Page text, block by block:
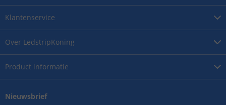
Over LedstripKoning
Product informatie
Klantenservice
Nieuwsbrief